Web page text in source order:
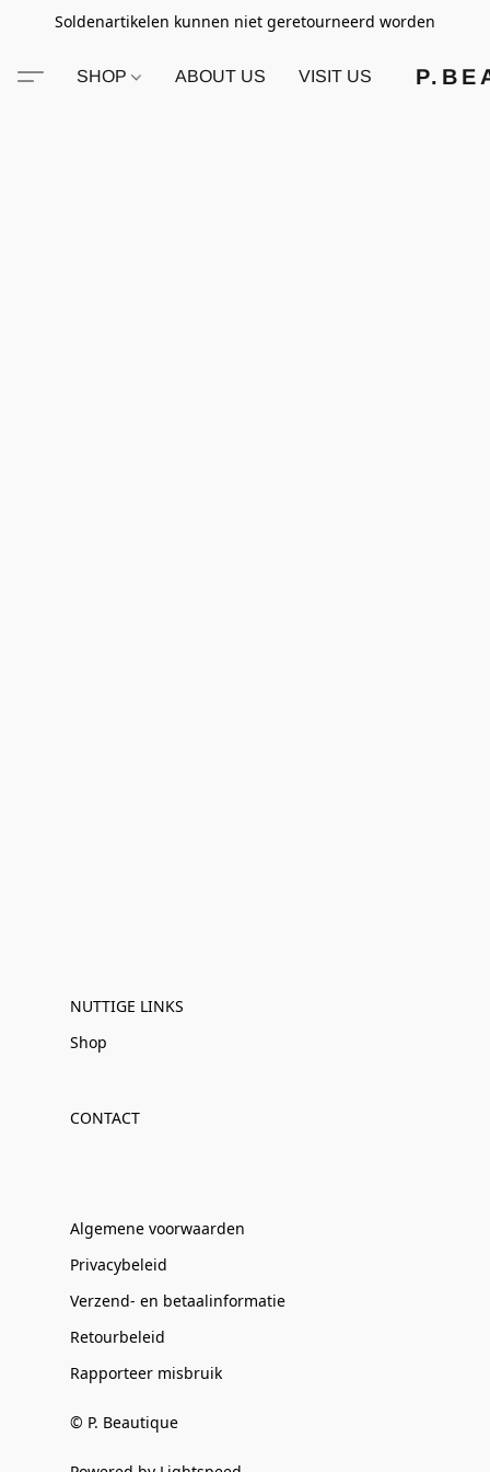
Soldenartikelen kunnen niet geretourneerd worden
SHOP ABOUT US VISIT US
NUTTIGE LINKS
Shop
CONTACT
Algemene voorwaarden
Privacybeleid
Verzend- en betaalinformatie
Retourbeleid
Rapporteer misbruik
© P. Beautique